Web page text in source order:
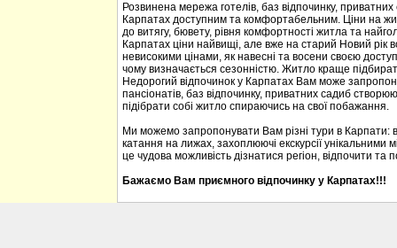
Розвинена мережа готелів, баз відпочинку,
Карпатах доступним та комфортабельним. Ціни на
до витягу, бювету, рівня комфортності житла та
Карпатах ціни найвищі, але вже на старий Новий рік
невисокими цінами, як навесні та восени своєю
чому визначається сезонністю. Житло краще
Недорогий відпочинок у Карпатах Вам може
пансіонатів, баз відпочинку, приватних садиб
підібрати собі житло спираючись на свої побажання.
Ми можемо запропонувати Вам різні тури в Карпати:
катання на лижах, захоплюючі екскурсії
це чудова можливість дізнатися регіон, відпочити та
Бажаємо Вам приємного відпочинку у Карпатах!!!